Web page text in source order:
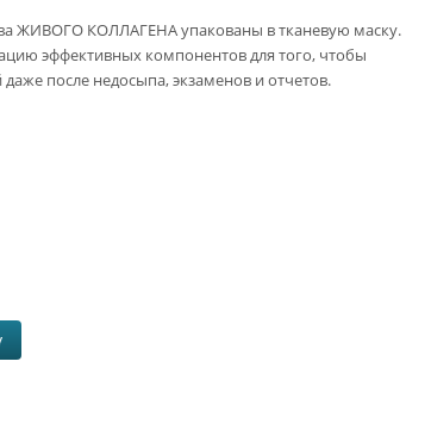
ЖИВОГО КОЛЛАГЕНА упакованы в тканевую маску.
эффективных компонентов для того, чтобы
после недосыпа, экзаменов и отчетов.